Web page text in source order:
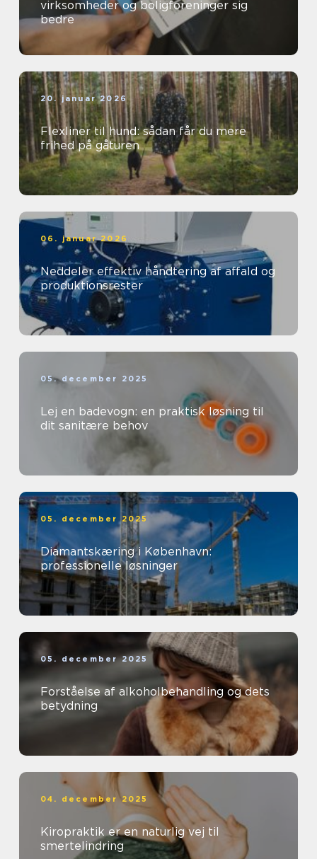
virksomheder og boligforeninger sig
bedre
20. januar 2026
Flexliner til hund: sådan får du mere
frihed på gåturen
06. januar 2026
Neddeler effektiv håndtering af affald og
produktionsrester
05. december 2025
Lej en badevogn: en praktisk løsning til
dit sanitære behov
05. december 2025
Diamantskæring i København:
professionelle løsninger
05. december 2025
Forståelse af alkoholbehandling og dets
betydning
04. december 2025
Kiropraktik er en naturlig vej til
smertelindring